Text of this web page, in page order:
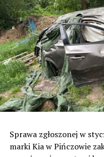
Sprawa zgłoszonej w
marki Kia w Pińczowie